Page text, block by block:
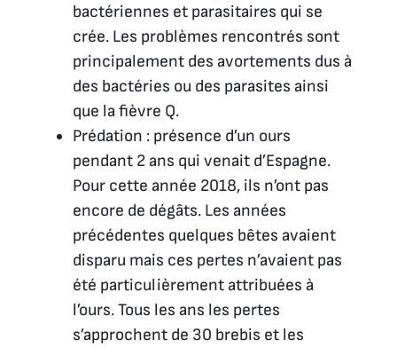
bactériennes et parasitaires qui se
crée. Les problèmes rencontrés sont
principalement des avortements dus à
des bactéries ou des parasites ainsi
que la fièvre Q.
Prédation : présence d’un ours
pendant 2 ans qui venait d’Espagne.
Pour cette année 2018, ils n’ont pas
encore de dégâts. Les années
précédentes quelques bêtes avaient
disparu mais ces pertes n’avaient pas
été particulièrement attribuées à
l’ours. Tous les ans les pertes
s’approchent de 30 brebis et les